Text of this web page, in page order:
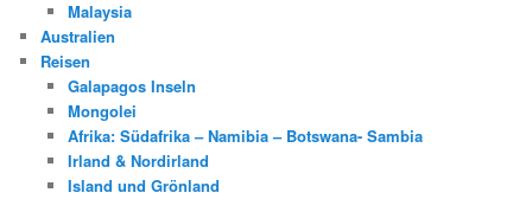
Malaysia
Australien
Reisen
Galapagos Inseln
Mongolei
Afrika: Südafrika – Namibia – Botswana- Sambia
Irland & Nordirland
Island und Grönland